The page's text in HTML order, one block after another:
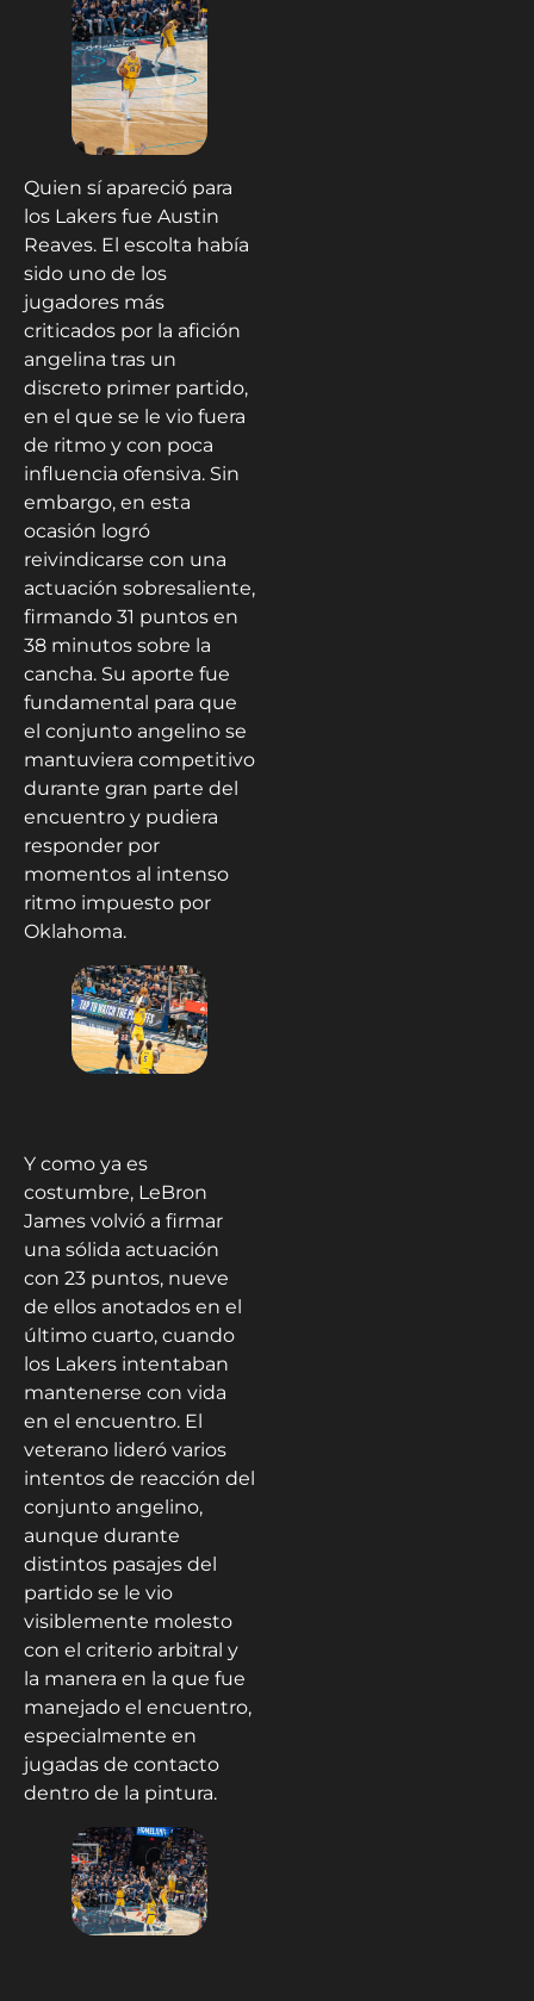
Quien sí apareció para
los Lakers fue Austin
Reaves. El escolta había
sido uno de los
jugadores más
criticados por la afición
angelina tras un
discreto primer partido,
en el que se le vio fuera
de ritmo y con poca
influencia ofensiva. Sin
embargo, en esta
ocasión logró
reivindicarse con una
actuación sobresaliente,
firmando 31 puntos en
38 minutos sobre la
cancha. Su aporte fue
fundamental para que
el conjunto angelino se
mantuviera competitivo
durante gran parte del
encuentro y pudiera
responder por
momentos al intenso
ritmo impuesto por
Oklahoma.
Y como ya es
costumbre, LeBron
James volvió a firmar
una sólida actuación
con 23 puntos, nueve
de ellos anotados en el
último cuarto, cuando
los Lakers intentaban
mantenerse con vida
en el encuentro. El
veterano lideró varios
intentos de reacción del
conjunto angelino,
aunque durante
distintos pasajes del
partido se le vio
visiblemente molesto
con el criterio arbitral y
la manera en la que fue
manejado el encuentro,
especialmente en
jugadas de contacto
dentro de la pintura.